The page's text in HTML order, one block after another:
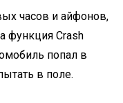
часов и айфонов,
функция Crash
попал в
в поле.